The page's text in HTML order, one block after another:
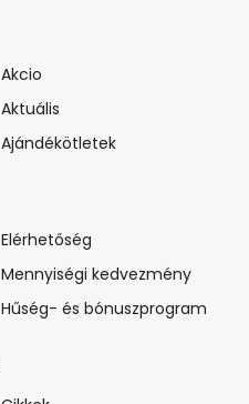
Akcio
Aktuális
Ajándékötletek
Elérhetőség
Mennyiségi kedvezmény
Hűség- és bónuszprogram